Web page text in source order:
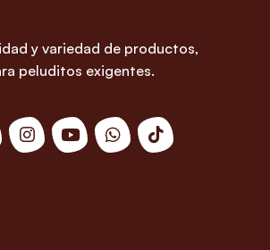
y variedad de productos,
peluditos exigentes.